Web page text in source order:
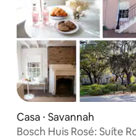
Casa ⋅ Savannah
Bosch Huis Rosé: Suíte